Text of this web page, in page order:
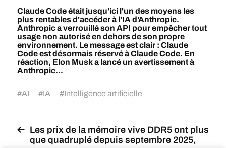
Claude Code était jusqu'ici l'un des moyens les
plus rentables d'accéder à l'IA d'Anthropic.
Anthropic a verrouillé son API pour empêcher tout
usage non autorisé en dehors de son propre
environnement. Le message est clair : Claude
Code est désormais réservé à Claude Code. En
réaction, Elon Musk a lancé un avertissement à
Anthropic...
#AI #IA #Intelligence artificielle
Les prix de la mémoire vive DDR5 ont plus
que quadruplé depuis septembre 2025,